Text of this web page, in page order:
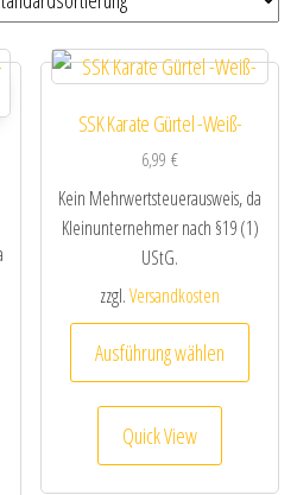
SSK Karate Gürtel -Weiß-
6,99€
Kein Mehrwertsteuerausweis, da
Kleinunternehmer nach §19 (1)
UStG.
zzgl.Versandkosten
Ausführung wählen
Quick View